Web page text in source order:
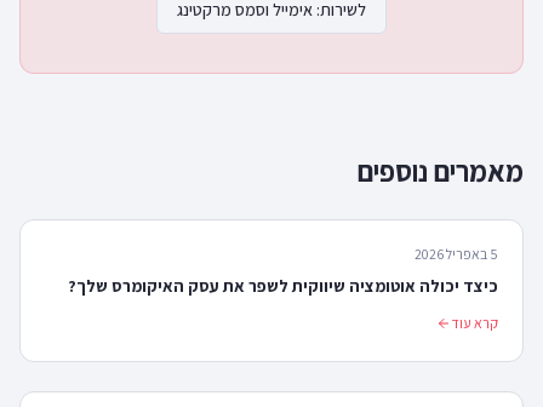
לשירות: אימייל וסמס מרקטינג
מאמרים נוספים
5 באפריל 2026
כיצד יכולה אוטומציה שיווקית לשפר את עסק האיקומרס שלך?
קרא עוד